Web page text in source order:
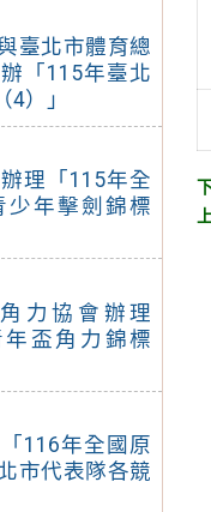
臺北市體育總
「115年臺北
）」
理「115年全
少年擊劍錦標
力協會辦理
年盃角力錦標
116年全國原
市代表隊各競